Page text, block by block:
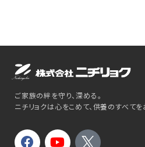
ご家族の絆を守り、深める。
ニチリョクは心をこめて、供養のすべてを